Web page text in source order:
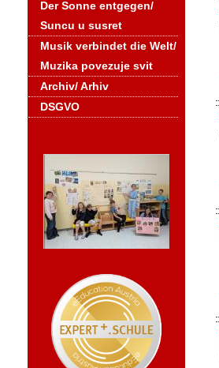
Der Sonne entgegen/
Suncu u susret
Musik verbindet die Welt/
Muzika povezuje svit
Archiv/ Arhiv
DSGVO